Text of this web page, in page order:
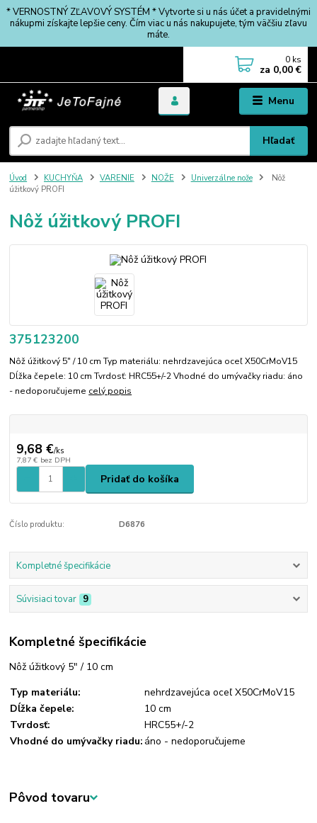
* VERNOSTNÝ ZĽAVOVÝ SYSTÉM * Vytvorte si u nás účet a pravidelnými
nákupmi získajte lepšie ceny. Čím viac u nás nakupujete, tým väčšiu zľavu
máte.
Menu
Hľadať
0 ks
za 0,00 €
Úvod KUCHYŇA VARENIE NOŽE Univerzálne nože
Nôž
úžitkový PROFI
Nôž úžitkový PROFI
375123200
Nôž úžitkový 5" / 10 cm Typ materiálu: nehrdzavejúca oceľ X50CrMoV15
Dĺžka čepele: 10 cm Tvrdosť: HRC55+/-2 Vhodné do umývačky riadu: áno
- nedoporučujeme celý popis
9,68 €/ks
7,87 € bez DPH
Pridať do košíka
Číslo produktu: D6876
Kompletné špecifikácie
Súvisiaci tovar 9
Kompletné špecifikácie
Nôž úžitkový 5" / 10 cm
Typ materiálu:
nehrdzavejúca oceľ X50CrMoV15
Dĺžka čepele:
10 cm
Tvrdosť:
HRC55+/-2
Vhodné do umývačky riadu: áno - nedoporučujeme
Pôvod tovaru